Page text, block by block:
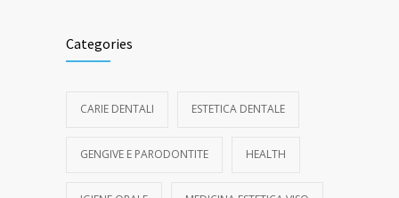
Categories
CARIE DENTALI ESTETICA DENTALE
GENGIVE E PARODONTITE HEALTH